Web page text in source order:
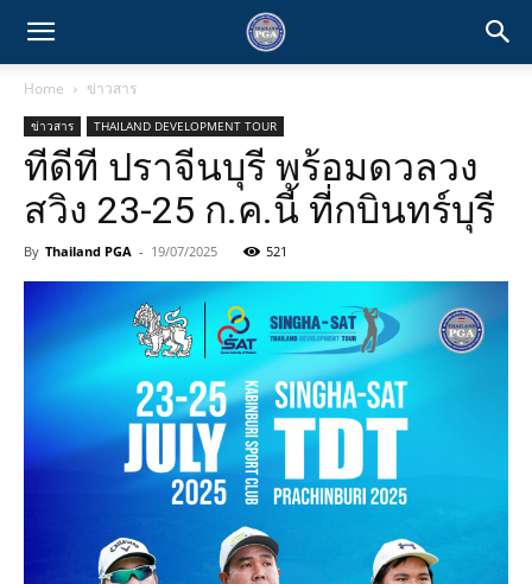
Home ข่าวสาร
ข่าวสาร THAILAND DEVELOPMENT TOUR
ทีดีที ปราจีนบุรี พร้อมดวลวง
สวิง 23-25 ก.ค.นี้ ที่กบินทร์บุรี
By Thailand PGA - 19/07/2025 521